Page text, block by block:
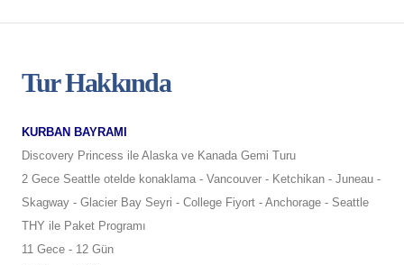
Tur Hakkında
KURBAN BAYRAMI
Discovery Princess ile Alaska ve Kanada Gemi Turu
2 Gece Seattle otelde konaklama - Vancouver - Ketchikan - Juneau -
Skagway - Glacier Bay Seyri - College Fiyort - Anchorage - Seattle
THY ile Paket Programı
11 Gece - 12 Gün